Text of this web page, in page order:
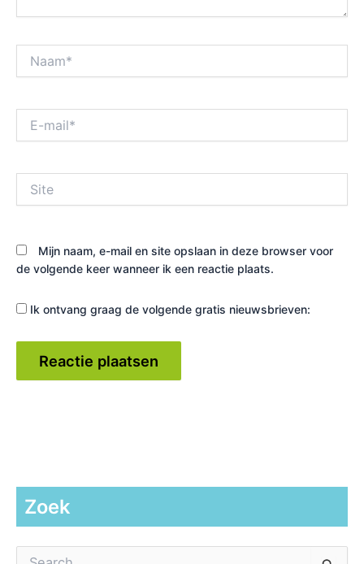
mail*
Mijn naam, e-mail en site opslaan in deze browser voor
de volgende keer wanneer ik een reactie plaats.
Ik ontvang graag de volgende gratis nieuwsbrieven:
Zoek